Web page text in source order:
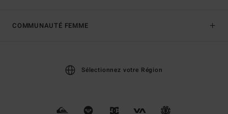
COMMUNAUTÉ FEMME
Sélectionnez votre Région